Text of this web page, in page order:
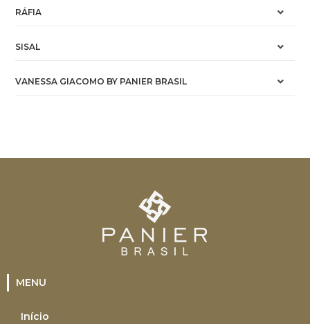
RÁFIA
SISAL
VANESSA GIACOMO BY PANIER BRASIL
MENU
Início